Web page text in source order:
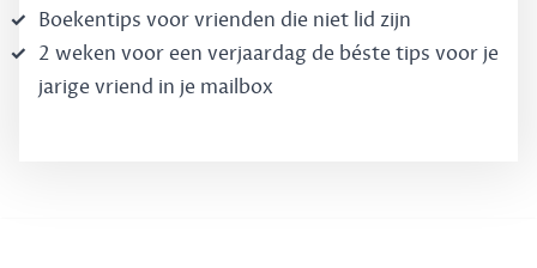
Boekentips voor vrienden die niet lid zijn
2 weken voor een verjaardag de béste tips voor je
jarige vriend in je mailbox